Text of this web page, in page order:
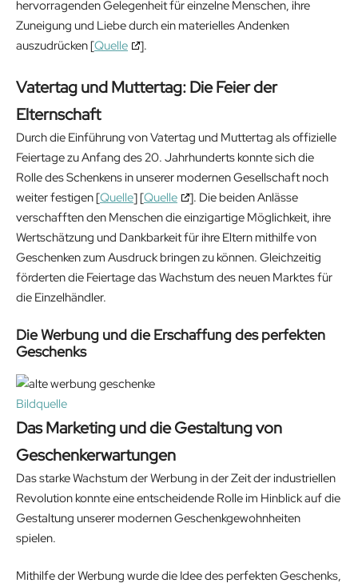
hervorragenden Gelegenheit für einzelne Menschen, ihre
Zuneigung und Liebe durch ein materielles Andenken
auszudrücken [Quelle ].
Vatertag und Muttertag: Die Feier der
Elternschaft
Durch die Einführung von Vatertag und Muttertag als offizielle
Feiertage zu Anfang des 20. Jahrhunderts konnte sich die
Rolle des Schenkens in unserer modernen Gesellschaft noch
weiter festigen [Quelle] [Quelle
]. Die beiden Anlässe
verschafften den Menschen die einzigartige Möglichkeit, ihre
Wertschätzung und Dankbarkeit für ihre Eltern mithilfe von
Geschenken zum Ausdruck bringen zu können. Gleichzeitig
förderten die Feiertage das Wachstum des neuen Marktes für
die Einzelhändler.
Die Werbung und die Erschaffung des perfekten
Geschenks
Bildquelle
Das Marketing und die Gestaltung von
Geschenkerwartungen
Das starke Wachstum der Werbung in der Zeit der industriellen
Revolution konnte eine entscheidende Rolle im Hinblick auf die
Gestaltung unserer modernen Geschenkgewohnheiten
spielen.
Mithilfe der Werbung wurde die Idee des perfekten Geschenks,